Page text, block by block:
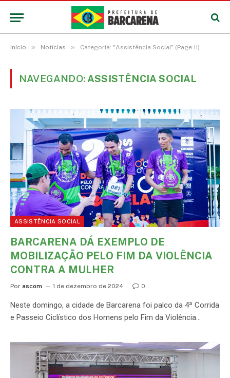
Início » Notícias » Categoria: "Assistência Social" (Page 11)
NAVEGANDO: ASSISTÊNCIA SOCIAL
ASSISTÊNCIA SOCIAL
BARCARENA DÁ EXEMPLO DE
MOBILIZAÇÃO PELO FIM DA VIOLÊNCIA
CONTRA A MULHER
Por ascom 1 de dezembro de 2024 0
Neste domingo, a cidade de Barcarena foi palco da 4ª Corrida
e Passeio Ciclístico dos Homens pelo Fim da Violência…